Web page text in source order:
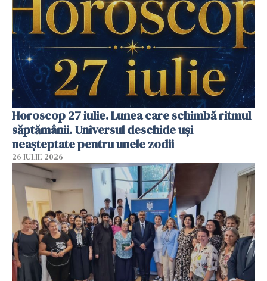
Horoscop 27 iulie. Lunea care schimbă ritmul
săptămânii. Universul deschide uși
neașteptate pentru unele zodii
26 IULIE 2026